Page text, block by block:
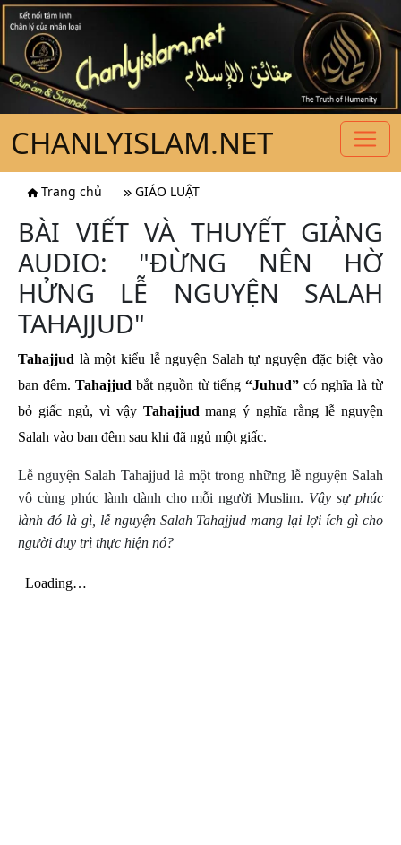
CHANLYISLAM.NET
Trang chủ GIÁO LUẬT
BÀI VIẾT VÀ THUYẾT GIẢNG
AUDIO: "ĐỪNG NÊN HỜ
HỬNG LỄ NGUYỆN SALAH
TAHAJJUD"
Tahajjud là một kiểu lễ nguyện Salah tự nguyện đặc biệt vào
ban đêm. Tahajjud bắt nguồn từ tiếng“Juhud” có nghĩa là từ
bỏ giấc ngủ, vì vậy Tahajjud mang ý nghĩa rằng lễ nguyện
Salah vào ban đêm sau khi đã ngủ một giấc.
Lễ nguyện Salah Tahajjud là một trong những lễ nguyện Salah
vô cùng phúc lành dành cho mỗi người Muslim. Vậy sự phúc
lành đó là gì, lễ nguyện Salah Tahajjud mang lại lợi ích gì cho
người duy trì thực hiện nó?